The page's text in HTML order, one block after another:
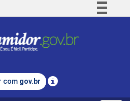
Comunica BR
Legislação
com gov.br